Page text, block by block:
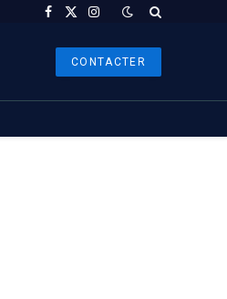
Facebook
X
Instagram
CONTACTER